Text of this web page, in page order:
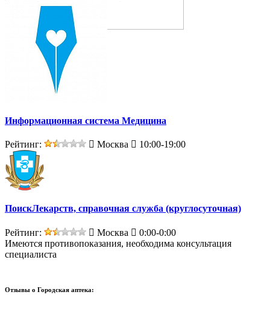
Информационная система Медицина
Рейтинг: Москва 10:00-19:00
ПоискЛекарств, справочная служба (круглосуточная)
Рейтинг: Москва
0:00-0:00
Имеются противопоказания, необходима консультация
специалиста
Отзывы о Городская аптека: